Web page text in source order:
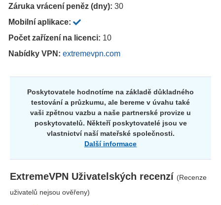
Záruka vrácení peněz (dny): 30
Mobilní aplikace:
Počet zařízení na licenci: 10
Nabídky VPN: extremevpn.com
Poskytovatele hodnotíme na základě důkladného
testování a průzkumu, ale bereme v úvahu také
vaši zpětnou vazbu a naše partnerské provize u
poskytovatelů. Někteří poskytovatelé jsou ve
vlastnictví naší mateřské společnosti.
Další informace
ExtremeVPN Uživatelských recenzí (Recenze
uživatelů nejsou ověřeny)